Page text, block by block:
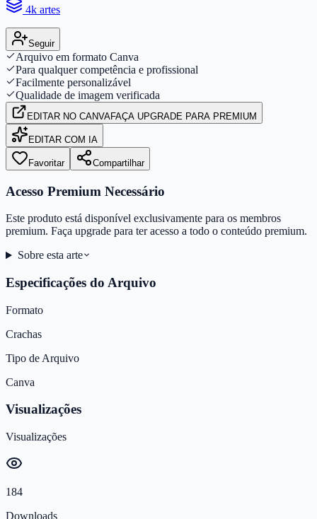
4k artes
Seguir
Arquivo em formato Canva
Para qualquer competência e profissional
Facilmente personalizável
Qualidade de imagem verificada
EDITAR NO CANVAFAÇA UPGRADE PARA PREMIUM
EDITAR COM IA
Favoritar Compartilhar
Acesso Premium Necessário
Este produto está disponível exclusivamente para os membros
premium. Faça upgrade para ter acesso a todo o conteúdo premium.
Sobre esta arte
Especificações do Arquivo
Formato
Crachas
Tipo de Arquivo
Canva
Visualizações
Visualizações
184
Downloads